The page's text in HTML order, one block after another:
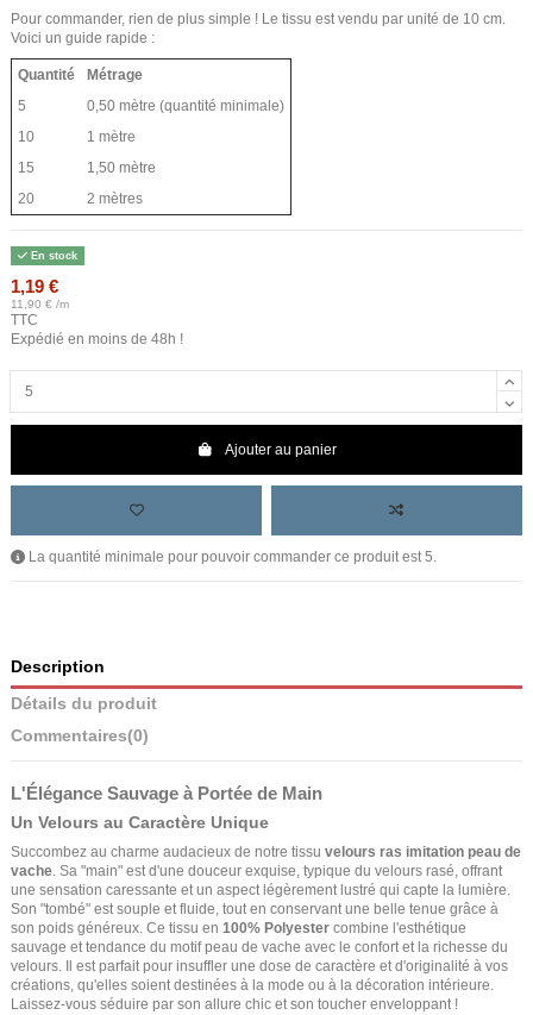
Pour commander, rien de plus simple ! Le tissu est vendu par unité de 10 cm.
Voici un guide rapide :
Quantité
Métrage
5
0,50 mètre (quantité minimale)
10
1 mètre
15
1,50 mètre
20
2 mètres
En stock
1,19 €
11,90 € /m
TTC
Expédié en moins de 48h !
Ajouter au panier
La quantité minimale pour pouvoir commander ce produit est 5.
Description
Détails du produit
Commentaires(0)
L'Élégance Sauvage à Portée de Main
Un Velours au Caractère Unique
Succombez au charme audacieux de notre tissu velours ras imitation peau de
vache. Sa "main" est d'une douceur exquise, typique du velours rasé, offrant
une sensation caressante et un aspect légèrement lustré qui capte la lumière.
Son "tombé" est souple et fluide, tout en conservant une belle tenue grâce à
son poids généreux. Ce tissu en 100% Polyester combine l'esthétique
sauvage et tendance du motif peau de vache avec le confort et la richesse du
velours. Il est parfait pour insuffler une dose de caractère et d'originalité à vos
créations, qu'elles soient destinées à la mode ou à la décoration intérieure.
Laissez-vous séduire par son allure chic et son toucher enveloppant !